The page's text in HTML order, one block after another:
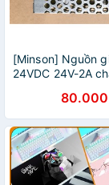
[Minson] Nguồn
24VDC 24V-2A